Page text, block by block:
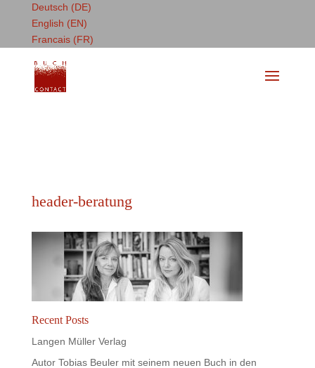
Deutsch (DE)
English (EN)
Francais (FR)
header-beratung
Recent Posts
Langen Müller Verlag
Autor Tobias Beuler mit seinem neuen Buch in den